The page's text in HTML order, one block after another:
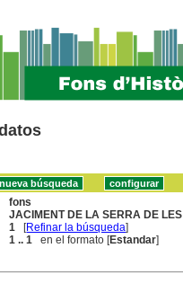
fons
JACIMENT DE LA SERRA DE
1 [Refinar la búsqueda]
1 .. 1 en el formato [Estandar]